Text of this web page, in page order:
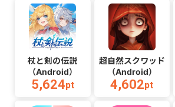
杖と剣の伝説
（Android）
5,624pt
超自然スクワッド
（Android）
4,602pt